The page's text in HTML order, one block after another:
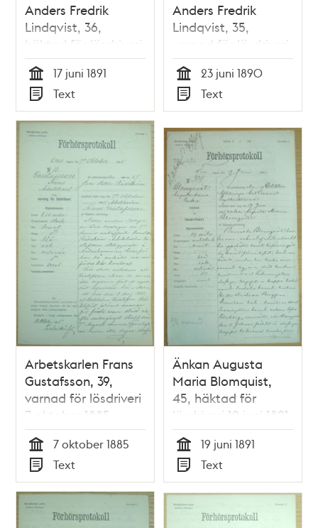
Anders Fredrik
Lindqvist, 36,
häktad för lösdriveri
17 juni 1891 -
polisförhör
Tid
17 juni 1891
Typ
Text
Anders Fredrik
Lindqvist, 35,
varnad för lösdriveri
23 juni 1890 -
polisförhör
Tid
23 juni 1890
Typ
Text
Arbetskarlen Frans
Gustafsson, 39,
varnad för lösdriveri
7 oktober 1885 -
polisförhör
Tid
7 oktober 1885
Typ
Text
Änkan Augusta
Maria Blomquist,
45, häktad för
lösdriveri 19 juni 1891
- polisförhör
Tid
19 juni 1891
Typ
Text